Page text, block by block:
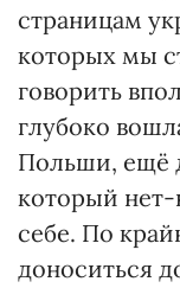
страницам
которых мы
говорить
глубоко
Польши, ещё
который нет-
себе. По
доноситься